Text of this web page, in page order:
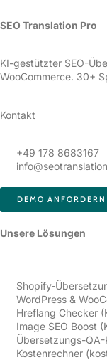
SEO Translation Pro
KI-gestützter SEO-
WooCommerce. 30+
Kontakt
+49 178 8683167
DEMO ANFORDERN
Unsere Lösungen​
Shopify-
WordPress &
Hreflang Checker
Image SEO Boost
Übersetzungs-QA-
Kostenrechner